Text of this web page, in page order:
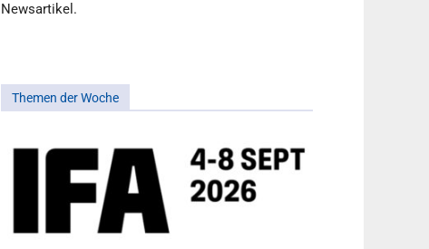
Newsartikel.
Themen der Woche